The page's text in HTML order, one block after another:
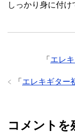
しっかり身に付け
「 エレ
「 エレキギター
コメントを